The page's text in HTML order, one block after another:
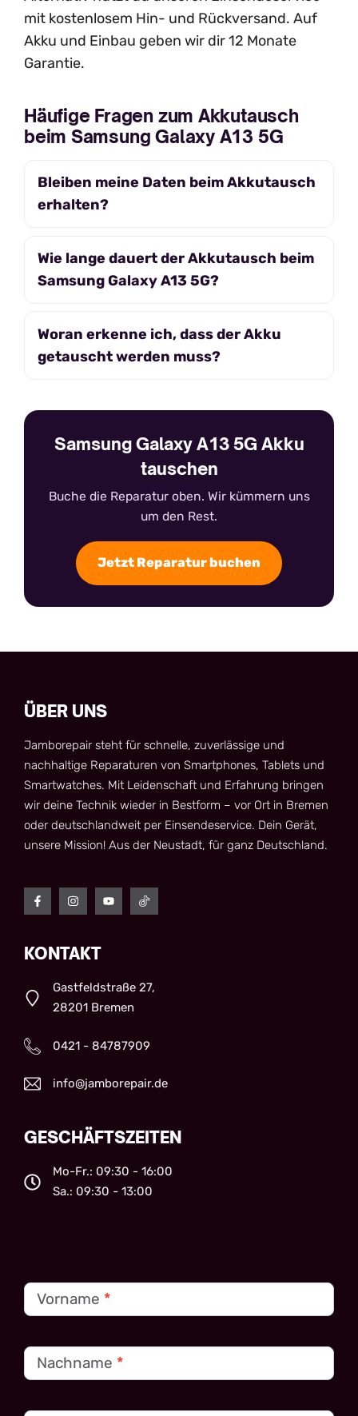
mit kostenlosem Hin- und Rückversand. Auf
Akku und Einbau geben wir dir 12 Monate
Garantie.
Häufige Fragen zum Akkutausch
beim Samsung Galaxy A13 5G
Bleiben meine Daten beim Akkutausch
erhalten?
Wie lange dauert der Akkutausch beim
Samsung Galaxy A13 5G?
Woran erkenne ich, dass der Akku
getauscht werden muss?
Samsung Galaxy A13 5G Akku
tauschen
Buche die Reparatur oben. Wir kümmern uns
um den Rest.
Jetzt Reparatur buchen
ÜBER UNS
Jamborepair steht für schnelle, zuverlässige und
nachhaltige Reparaturen von Smartphones, Tablets und
Smartwatches. Mit Leidenschaft und Erfahrung bringen
wir deine Technik wieder in Bestform – vor Ort in Bremen
oder deutschlandweit per Einsendeservice. Dein Gerät,
unsere Mission! Aus der Neustadt, für ganz Deutschland.
KONTAKT
Gastfeldstraße 27,
28201 Bremen
0421 - 84787909
info@jamborepair.de
GESCHÄFTSZEITEN
Mo-Fr.: 09:30 - 16:00
Sa.: 09:30 - 13:00
Kontakt
Vorname *
Nachname *